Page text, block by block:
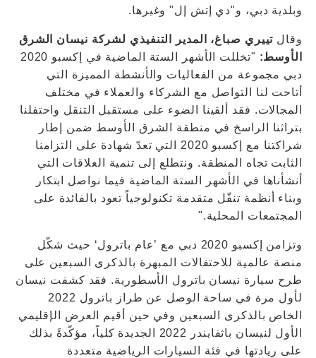
وبلدية دبي، و"دي إتش إل" وغيرها.
وقال تييري صباغ، المدير التنفيذي لشركة نيسان الشرق
الأوسط:
"تخللت الأشهر الستة الماضية في إكسبو 2020
دبي مجموعة من الفعاليات والأنشطة المميزة التي
أتاحت لنا التواصل مع الشركاء والعملاء في مختلف
المجالات. فقد ألقينا الضوء على مستقبل التنقل واحتفلنا
بتراثنا الراسخ في منطقة الشرق الأوسط ضمن إطار
شراكتنا مع إكسبو 2020 التي تعدّ شهادة على التزامنا
الثابت تجاه المنطقة. ونتطلع إلى تنمية العلاقات التي
أنشأناها في الأشهر الستة الماضية فيما نواصل ابتكار
وبناء أنظمة تنقّل متقدمة تكنولوجياً تعود بالفائدة على
المجتمعات المحلية."
وتزامن إكسبو 2020 دبي مع ’عام باترول‘ حيث شكّل
منصة عالمية للاحتفالات المبهرة بالذكرى السبعين على
طرح سيارة نيسان باترول الأسطورية. فقد كشفت نيسان
لأول مرة في ساحة الوصل عن طراز باترول 2022
الخاص بالذكرى السبعين وفي حين أقيم العرض الإقليمي
الأول لنيسان باثفايندر 2022 الجديدة كلياً، مؤكّدةً بذلك
على ريادتها في فئة السيارات الرياضية متعددة